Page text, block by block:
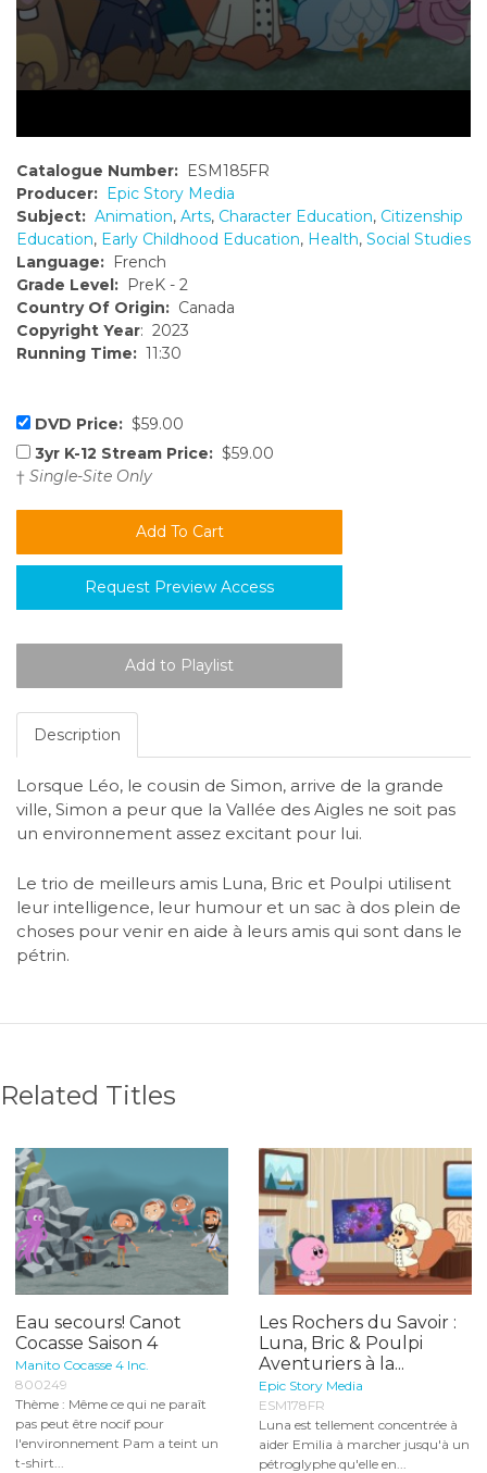
Catalogue Number: ESM185FR
Producer: Epic Story Media
Subject: Animation, Arts, Character Education, Citizenship
Education, Early Childhood Education, Health, Social Studies
Language: French
Grade Level: PreK - 2
Country Of Origin: Canada
Copyright Year: 2023
Running Time: 11:30
DVD Price: $59.00
3yr K-12 Stream Price: $59.00
† Single-Site Only
Request Preview Access
Description
Lorsque Léo, le cousin de Simon, arrive de la grande
ville, Simon a peur que la Vallée des Aigles ne soit pas
un environnement assez excitant pour lui.
Le trio de meilleurs amis Luna, Bric et Poulpi utilisent
leur intelligence, leur humour et un sac à dos plein de
choses pour venir en aide à leurs amis qui sont dans le
pétrin.
Related Titles
Eau secours! Canot
Cocasse Saison 4
Manito Cocasse 4 Inc.
800249
Thème : Même ce qui ne paraît
pas peut être nocif pour
l'environnement Pam a teint un
t-shirt...
Les Rochers du Savoir :
Luna, Bric & Poulpi
Aventuriers à la...
Epic Story Media
ESM178FR
Luna est tellement concentrée à
aider Emilia à marcher jusqu'à un
pétroglyphe qu'elle en...